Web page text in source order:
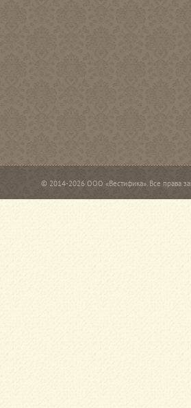
© 2014-2026 ООО «Вестифика». Все права